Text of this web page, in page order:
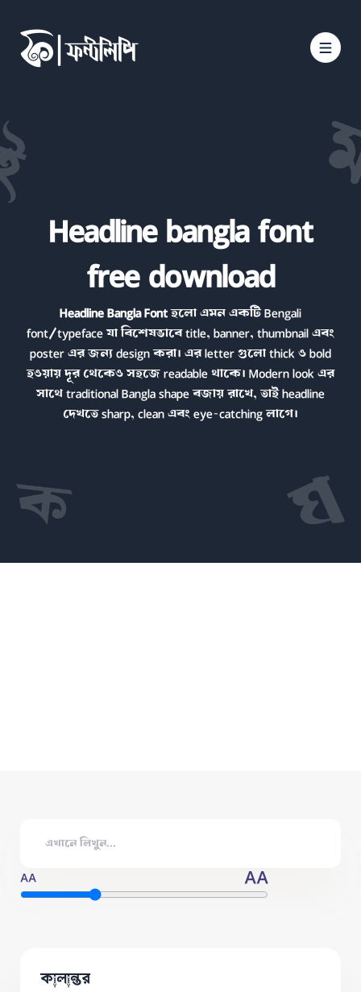
Headline bangla font
free download
Headline Bangla Fontহলো এমন একটিBengali
font/typeface যা বিশেষভাবে title, banner, thumbnail এবং
poster এর জন্য design করা। এর letter গুলো thick ও bold
হওয়ায় দূর থেকেও সহজে readable থাকে। Modern look এর
সাথে traditional Bangla shape বজায় রাখে, তাই headline
দেখতে sharp, clean এবং eye-catching লাগে।
AA AA
কালান্তর